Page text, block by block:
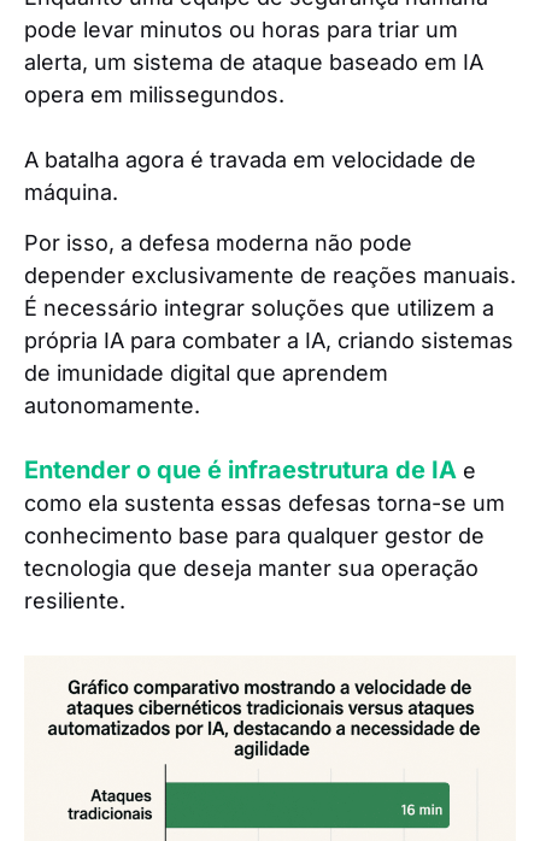
pode levar minutos ou horas para triar um
alerta, um sistema de ataque baseado em IA
opera em milissegundos.
A batalha agora é travada em velocidade de
máquina.
Por isso, a defesa moderna não pode
depender exclusivamente de reações manuais.
É necessário integrar soluções que utilizem a
própria IA para combater a IA, criando sistemas
de imunidade digital que aprendem
autonomamente.
Entender o que é infraestrutura de IA e
como ela sustenta essas defesas torna-se um
conhecimento base para qualquer gestor de
tecnologia que deseja manter sua operação
resiliente.